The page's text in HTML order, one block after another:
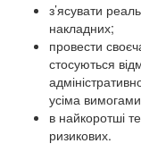
з’ясувати
накладних;
провести
стосуються
усіма
в найкоротші
ризикових.